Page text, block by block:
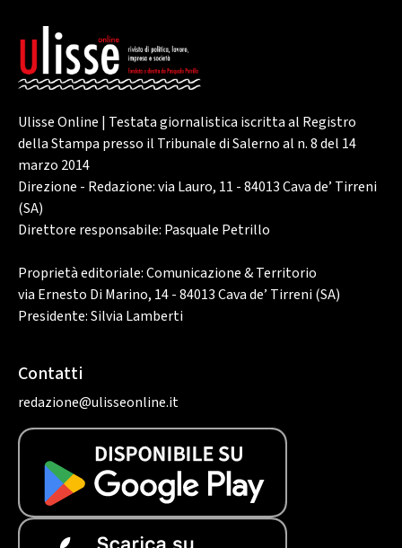
Ulisse Online | Testata giornalistica iscritta al Registro
della Stampa presso il Tribunale di Salerno al n. 8 del 14
marzo 2014
Direzione - Redazione: via Lauro, 11 - 84013 Cava de’ Tirreni
(SA)
Direttore responsabile: Pasquale Petrillo
Proprietà editoriale: Comunicazione & Territorio
via Ernesto Di Marino, 14 - 84013 Cava de’ Tirreni (SA)
Presidente: Silvia Lamberti
Contatti
redazione@ulisseonline.it